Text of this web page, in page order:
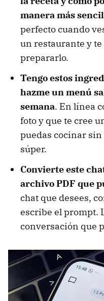
manera más
perfecto cuando
un restaurante y
prepararlo.
Tengo estos
hazme un menú
semana. En línea
foto y que te cree
puedas cocinar
súper.
Convierte este
archivo PDF que
chat que desees,
escribe el prompt.
conversación que